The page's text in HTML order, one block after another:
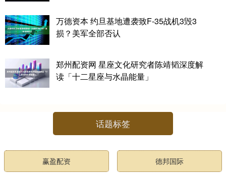
万德资本 约旦基地遭袭致F-35战机3毁3
损？美军全部否认
郑州配资网 星座文化研究者陈靖韬深度解
读「十二星座与水晶能量」
话题标签
赢盈配资 德邦国际